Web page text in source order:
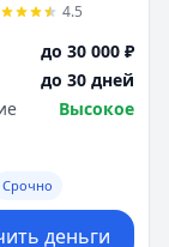
4.5
до 30 000 ₽
до 30 дней
Высокое
Срочно
деньги